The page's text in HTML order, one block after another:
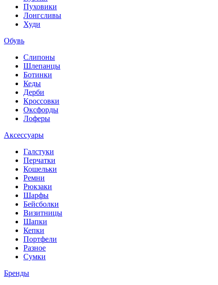
Пуховики
Лонгсливы
Худи
Обувь
Слипоны
Шлепанцы
Ботинки
Кеды
Дерби
Кроссовки
Оксфорды
Лоферы
Аксессуары
Галстуки
Перчатки
Кошельки
Ремни
Рюкзаки
Шарфы
Бейсболки
Визитницы
Шапки
Кепки
Портфели
Разное
Сумки
Бренды